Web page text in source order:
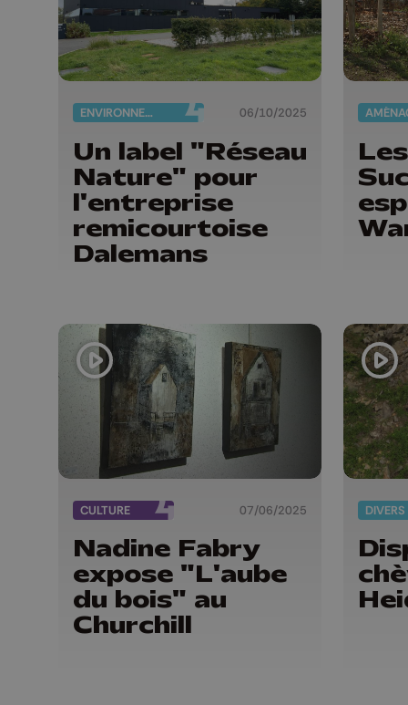
ENVIRONNEMENT 06/10/2025
Un label "Réseau
Nature" pour
l'entreprise
remicourtoise
Dalemans
CULTURE 07/06/2025
Nadine Fabry
expose "L'aube
du bois" au
Churchill
DIVERS